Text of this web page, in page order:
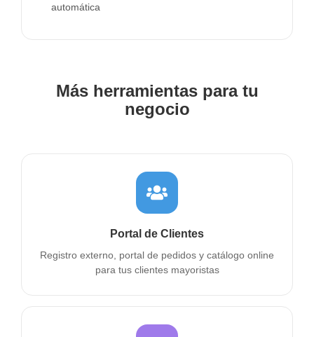
automática
Más herramientas para tu
negocio
Portal de Clientes
Registro externo, portal de pedidos y catálogo online
para tus clientes mayoristas